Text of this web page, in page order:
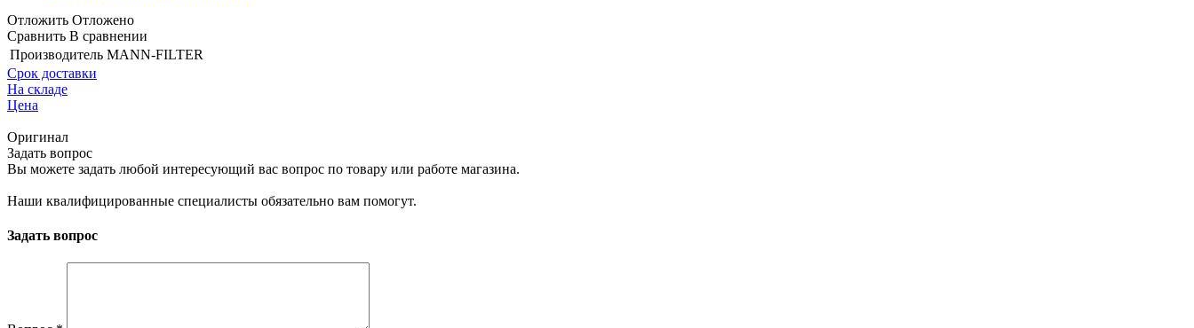
Отложить Отложено
Сравнить В сравнении
Производитель MANN-FILTER
Срок доставки
На складе
Цена
Оригинал
Задать вопрос
Вы можете задать любой интересующий вас вопрос по товару или работе магазина.
Наши квалифицированные специалисты обязательно вам помогут.
Задать вопрос